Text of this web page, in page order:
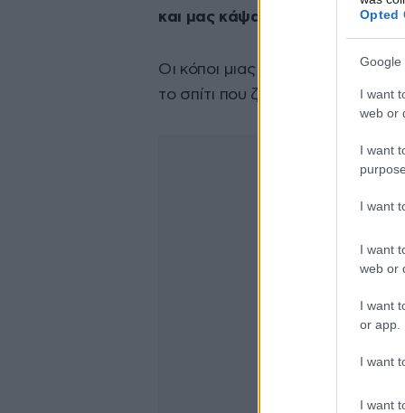
Opted
Google
I want
web or
I want
I want
I want
web or
I want
or app.
I want
I want
και μας κάψανε το χωριό μας»,
Οι κόποι μιας ζωής έχουν γίνει
το σπίτι που ζει επί 50 χρόνια